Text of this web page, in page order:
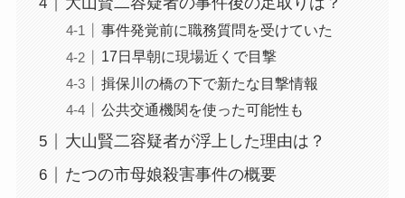
事件発覚前に職務質問を受けていた
17日早朝に現場近くで目撃
揖保川の橋の下で新たな目撃情報
公共交通機関を使った可能性も
大山賢二容疑者が浮上した理由は？
たつの市母娘殺害事件の概要